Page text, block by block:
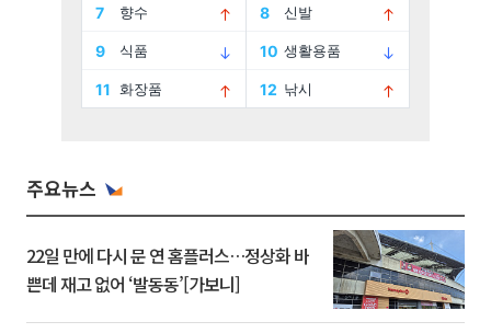
주요뉴스
22일 만에 다시 문 연 홈플러스…정상화 바
쁜데 재고 없어 ‘발동동’[가보니]